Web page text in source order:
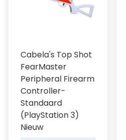
Cabela's Top Shot
FearMaster
Peripheral Firearm
Controller-
Standaard
(PlayStation 3)
Nieuw